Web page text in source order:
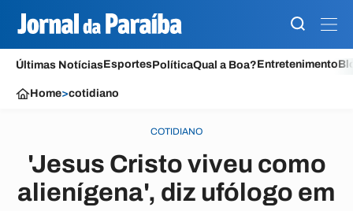
Últimas NotíciasEsportesPolíticaQual a Boa?Entretenimento
Home>cotidiano
COTIDIANO
'Jesus Cristo viveu como
alienígena', diz ufólogo em